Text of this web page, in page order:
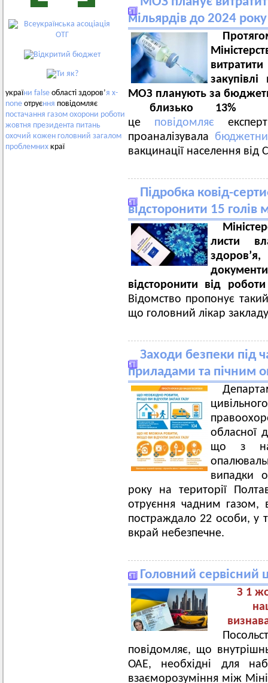
україни false області здоров’я x-
none отруєння повідомляє
постачання газом охорони роботи
жовтня президента питань
охочий кожен головний загалом
проблемних краї
мільярдів до 2024 року
МОЗ планують за
близько 13%
це повідомляє
проаналізувала
вакцинації населення
Підробка ковід-
відсторонити 15 голів
листи
відсторонити від
Відомство пропонує
що головний лікар
Заходи безпеки під
приладами та пічним
обласної
що з
випадки
року на території
отруєння чадним газом,
постраждало 22 особи, у
вкрай небезпечне.
Головний
З 1
повідомляє, що
ОАЕ, необхідні для
взаєморозуміння між